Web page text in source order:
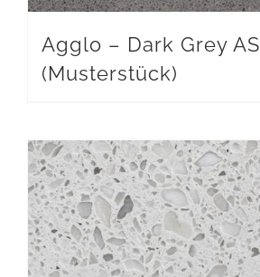
Agglo – Dark Grey AS
(Musterstück)